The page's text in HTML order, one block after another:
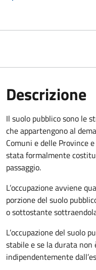
Descrizione
Il suolo pubblico sono le
che appartengono al
Comuni e delle Province
stata formalmente
passaggio.
L’occupazione avviene
porzione del suolo
o sottostante
L’occupazione del suolo
stabile e se la durata
indipendentemente